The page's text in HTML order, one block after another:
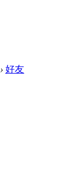
› 好友